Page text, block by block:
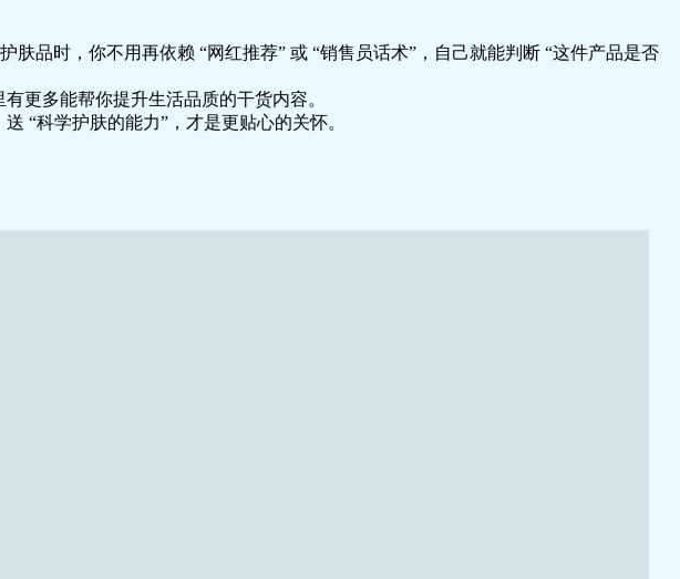
品时，你不用再依赖 “网红推荐” 或 “销售员话术”，自己就能判断 “这件产品是否
更多能帮你提升生活品质的干货内容。
“科学护肤的能力”，才是更贴心的关怀。